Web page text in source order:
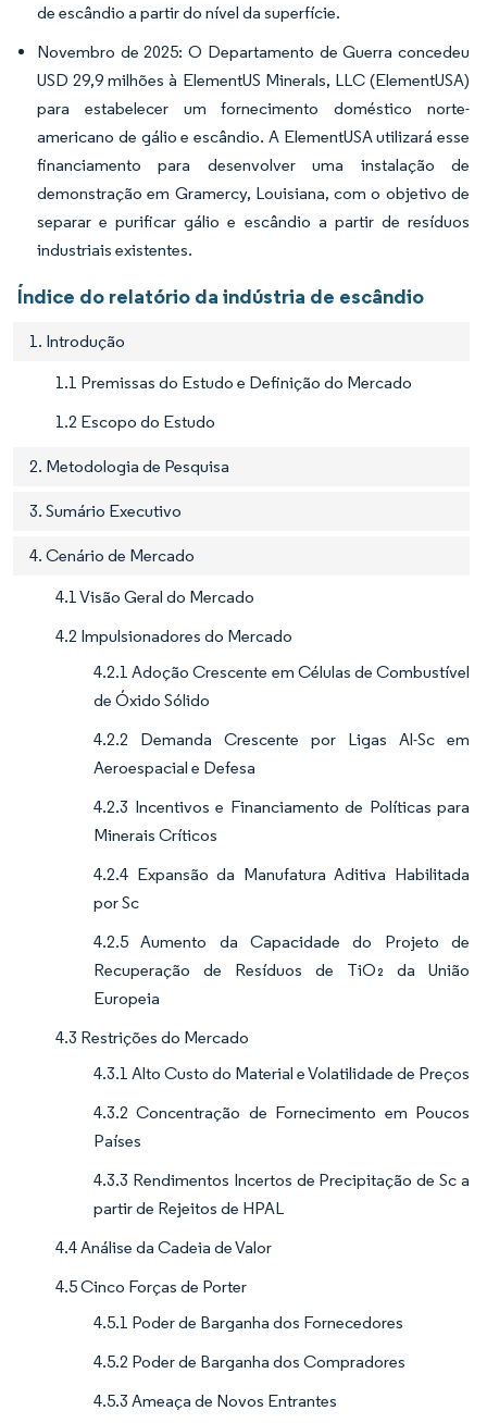
de escândio a partir do nível da superfície.
Novembro de 2025: O Departamento de Guerra concedeu
USD 29,9 milhões à ElementUS Minerals, LLC (ElementUSA)
para estabelecer um fornecimento doméstico norte-
americano de gálio e escândio. A ElementUSA utilizará esse
financiamento para desenvolver uma instalação de
demonstração em Gramercy, Louisiana, com o objetivo de
separar e purificar gálio e escândio a partir de resíduos
industriais existentes.
Índice do relatório da indústria de escândio
1. Introdução
1.1 Premissas do Estudo e Definição do Mercado
1.2 Escopo do Estudo
2. Metodologia de Pesquisa
3. Sumário Executivo
4. Cenário de Mercado
4.1 Visão Geral do Mercado
4.2 Impulsionadores do Mercado
4.2.1 Adoção Crescente em Células de Combustível
de Óxido Sólido
4.2.2 Demanda Crescente por Ligas Al-Sc em
Aeroespacial e Defesa
4.2.3 Incentivos e Financiamento de Políticas para
Minerais Críticos
4.2.4 Expansão da Manufatura Aditiva Habilitada
por Sc
4.2.5 Aumento da Capacidade do Projeto de
Recuperação de Resíduos de TiO₂ da União
Europeia
4.3 Restrições do Mercado
4.3.1 Alto Custo do Material e Volatilidade de Preços
4.3.2 Concentração de Fornecimento em Poucos
Países
4.3.3 Rendimentos Incertos de Precipitação de Sc a
partir de Rejeitos de HPAL
4.4 Análise da Cadeia de Valor
4.5 Cinco Forças de Porter
4.5.1 Poder de Barganha dos Fornecedores
4.5.2 Poder de Barganha dos Compradores
4.5.3 Ameaça de Novos Entrantes